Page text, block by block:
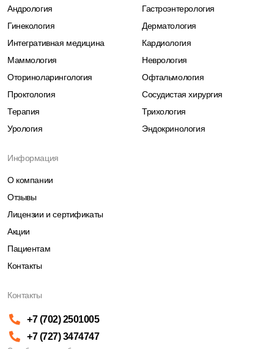
Андрология
Гастроэнтерология
Гинекология
Дерматология
Интегративная медицина
Кардиология
Маммология
Неврология
Оториноларингология
Офтальмология
Проктология
Сосудистая хирургия
Терапия
Трихология
Урология
Эндокринология
Информация
О компании
Отзывы
Лицензии и сертификаты
Акции
Пациентам
Контакты
Контакты
+7 (702) 2501005
+7 (727) 3474747